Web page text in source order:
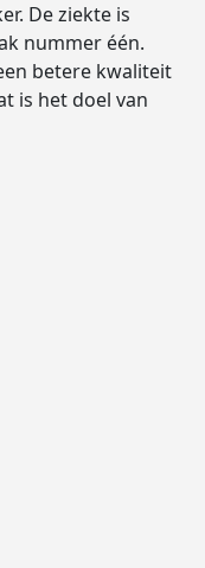
De ziekte is
nummer één.
betere kwaliteit
is het doel van